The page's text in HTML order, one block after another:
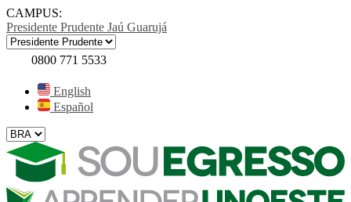
CAMPUS:
Presidente Prudente Jaú Guarujá
0800 771 5533
English
Español